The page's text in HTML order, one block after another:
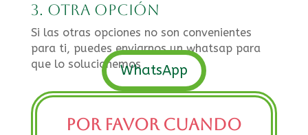
3. Otra opción
Si las otras opciones no son convenientes
para ti, puedes enviarnos un whatsap para
que lo solucionemosWhatsApp
Por favor cuando